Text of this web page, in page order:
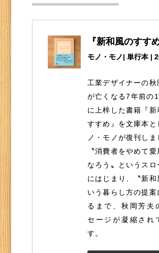
『新和風のすすめ
モノ・モノ| 単行本 |
工業デザイナーの秋
が亡くなる7年前の
に上梓した書籍『新
すすめ』を文庫本と
ノ・モノが復刊しま
〝消費者をやめて愛
なろう〟というスロ
にはじまり、〝新和
いう暮らし方の提案
るまで、秋岡芳夫
セージが凝縮され
す。